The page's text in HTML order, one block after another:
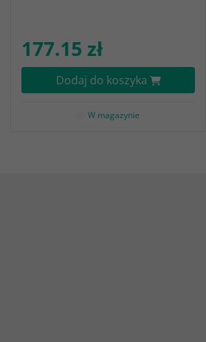
177.15 zł
Dodaj do koszyka
W magazynie